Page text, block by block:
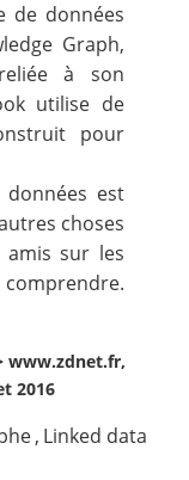
de données
Graph,
à son
utilise de
pour
est
choses
amis sur les
www.zdnet.fr,
2016
, Linked data